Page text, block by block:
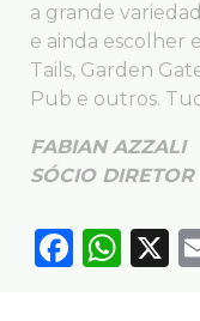
a grande
e ainda escolher
Tails, Garden
Pub e outros.
FABIAN AZZALI
SÓCIO
X